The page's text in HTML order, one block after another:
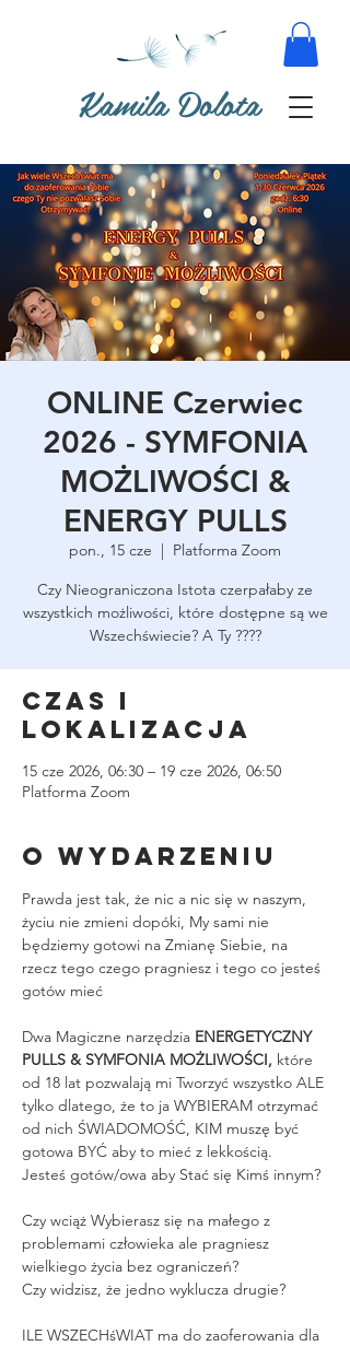
Kamila Dolota
ONLINE Czerwiec
2026 - SYMFONIA
MOŻLIWOŚCI &
ENERGY PULLS
pon., 15 cze
  |
Platforma Zoom
Czy Nieograniczona Istota czerpałaby ze
wszystkich możliwości, które dostępne są we
Wszechświecie? A Ty ????
Czas i
lokalizacja
15 cze 2026, 06:30 – 19 cze 2026, 06:50
Platforma Zoom
O wydarzeniu
Prawda jest tak, że nic a nic się w naszym,
życiu nie zmieni dopóki, My sami nie
będziemy gotowi na Zmianę Siebie, na
rzecz tego czego pragniesz i tego co jesteś
gotów mieć
Dwa Magiczne narzędzia ENERGETYCZNY
PULLS & SYMFONIA MOŻLIWOŚCI, które
od 18 lat pozwalają mi Tworzyć wszystko ALE
tylko dlatego, że to ja WYBIERAM otrzymać
od nich ŚWIADOMOŚĆ, KIM muszę być
gotowa BYĆ aby to mieć z lekkością.
Jesteś gotów/owa aby Stać się Kimś innym?
Czy wciąż Wybierasz się na małego z
problemami człowieka ale pragniesz
wielkiego życia bez ograniczeń?
Czy widzisz, że jedno wyklucza drugie?
ILE WSZECHśWIAT ma do zaoferowania dla